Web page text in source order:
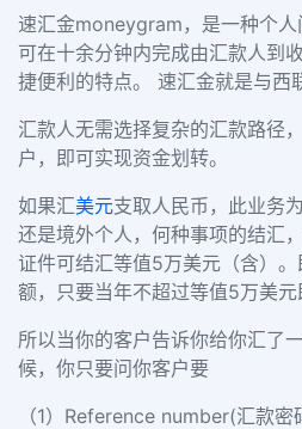
速汇金moneygram，是一种个人
可在十余分钟内完成由汇款人到
捷便利的特点。 速汇金就是与西
汇款人无需选择复杂的汇款路径
户，即可实现资金划转。
如果汇美元支取人民币，此业务为
还是境外个人，何种事项的结汇
证件可结汇等值5万美元（含）
额，只要当年不超过等值5万美元
所以当你的客户告诉你给你汇了
候，你只要问你客户要
（1）Reference number(汇款密